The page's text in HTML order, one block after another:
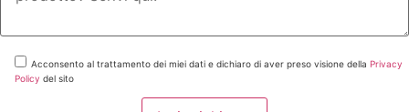
Acconsento al trattamento dei miei dati e dichiaro di aver preso visione della Privacy
Policy del sito